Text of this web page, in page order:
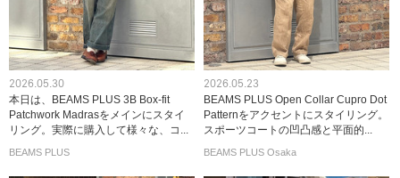
2026.05.30
本日は、BEAMS PLUS 3B Box-fit
Patchwork Madrasをメインにスタイ
リング。実際に購入して様々な、コ...
BEAMS PLUS
2026.05.23
BEAMS PLUS Open Collar Cupro Dot
Patternをアクセントにスタイリング。
スポーツコートの凹凸感と平面的...
BEAMS PLUS Osaka